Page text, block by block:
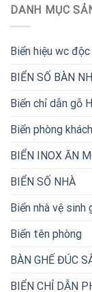
DANH MỤC
Biển hiệu wc
BIỂN SỐ BÀN
Biển chỉ dẫn gỗ
Biển phòng
BIỂN INOX ĂN
BIỂN SỐ NHÀ
Biển nhà vệ sinh
Biển tên phòng
BÀN GHẾ ĐÚC
BIỂN CHỈ DẪN